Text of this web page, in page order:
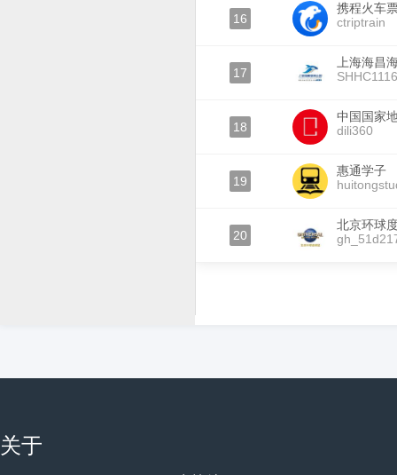
16
携程火车
ctriptrain
17
上海海昌
SHHC1116
18
中国国家
dili360
19
惠通学子
20
北京环球
关于